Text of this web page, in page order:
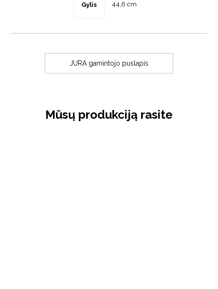
Gylis 44,6 cm
JURA gamintojo puslapis
Mūsų produkciją rasite